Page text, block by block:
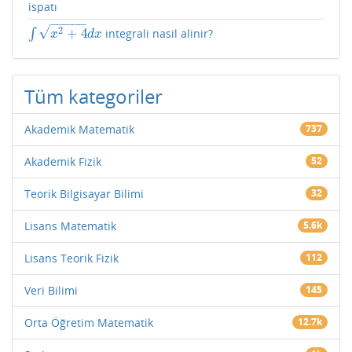
ispatı
∫ x2 + 4
− −
−−−
√ dx
∫x2+4d x integrali nasil alinir?
Tüm kategoriler
Akademik Matematik 737
Akademik Fizik 52
Teorik Bilgisayar Bilimi 32
Lisans Matematik 5.6k
Lisans Teorik Fizik 112
Veri Bilimi 145
Orta Öğretim Matematik 12.7k